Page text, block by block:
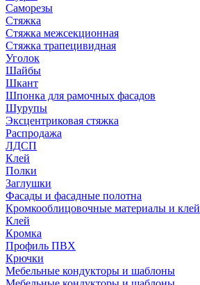
Саморезы
Стяжка
Стяжка межсекционная
Стяжка трапецивидная
Уголок
Шайбы
Шкант
Шпонка для рамочных фасадов
Шурупы
Эксцентриковая стяжка
Распродажа
ЛДСП
Клей
Полки
Заглушки
Фасады и фасадные полотна
Кромкооблицовочные материалы и клей
Клей
Кромка
Профиль ПВХ
Крючки
Мебельные кондукторы и шаблоны